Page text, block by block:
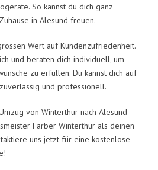
So kannst du dich ganz
in Alesund freuen.
Wert auf Kundenzufriedenheit.
und beraten dich individuell, um
zu erfüllen. Du kannst dich auf
und professionell.
von Winterthur nach Alesund
Farber Winterthur als deinen
uns jetzt für eine kostenlose